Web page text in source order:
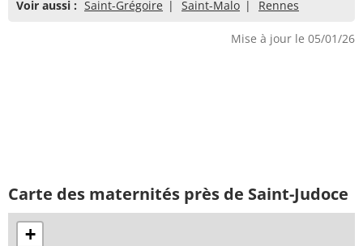
Voir aussi : Saint-Grégoire Saint-Malo Rennes
Mise à jour le 05/01/26
Carte des maternités près de Saint-Judoce
+